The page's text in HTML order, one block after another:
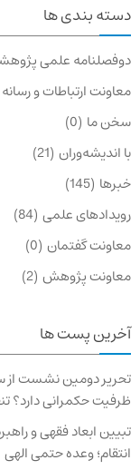
دسته بندی ها
دوفصلنامه علمی
معاونت ارتباطات و رسانه
سخن ما 0
با اندیشه‌وران 21
خبرها 145
رویدادهای علمی 84
معاونت گفتمان 0
معاونت پژوهش 2
آخرین پست ها
تحریر دومین نشست از
ظرفیت حکمرانی دارد؟
تبیین ابعاد فقهی و
انتقام؛ وعده حتمی الهی